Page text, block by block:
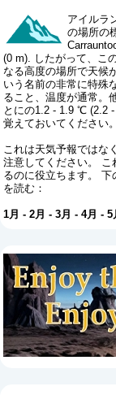
アイルラ
の場所の
(0 m). したがって、こ
なる高度の場所で天候
いう名前の非常に特殊
ること、温度が通常。
とにの1.2 - 1.9 ℃ (2.2 -
覚えておいてください。
これは天気予報ではな
注意してください。
るのに役立ちます。
を読む：
1月 -2月 -3月 -4月 -5